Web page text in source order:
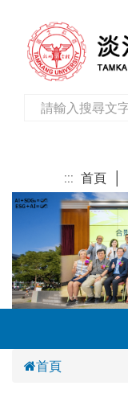
::: 首頁
首頁